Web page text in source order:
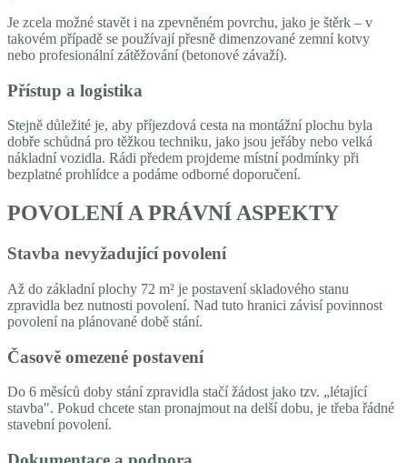
Je zcela možné stavět i na zpevněném povrchu, jako je štěrk – v
takovém případě se používají přesně dimenzované zemní kotvy
nebo profesionální zátěžování (betonové závaží).
Přístup a logistika
Stejně důležité je, aby příjezdová cesta na montážní plochu byla
dobře schůdná pro těžkou techniku, jako jsou jeřáby nebo velká
nákladní vozidla. Rádi předem projdeme místní podmínky při
bezplatné prohlídce a podáme odborné doporučení.
POVOLENÍ A PRÁVNÍ ASPEKTY
Stavba nevyžadující povolení
Až do základní plochy 72 m² je postavení skladového stanu
zpravidla bez nutnosti povolení. Nad tuto hranici závisí povinnost
povolení na plánované době stání.
Časově omezené postavení
Do 6 měsíců doby stání zpravidla stačí žádost jako tzv. „létající
stavba". Pokud chcete stan pronajmout na delší dobu, je třeba řádné
stavební povolení.